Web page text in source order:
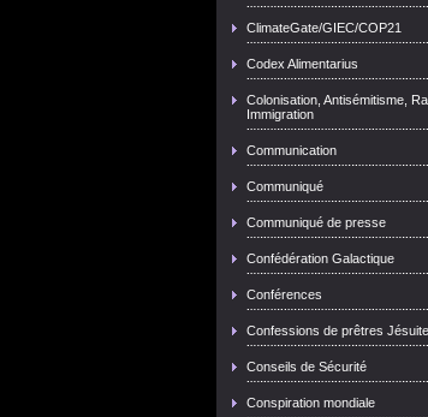
ClimateGate/GIEC/COP21
Codex Alimentarius
Colonisation, Antisémitisme,
Immigration
Communication
Communiqué
Communiqué de presse
Confédération Galactique
Conférences
Confessions de prêtres
Conseils de Sécurité
Conspiration mondiale